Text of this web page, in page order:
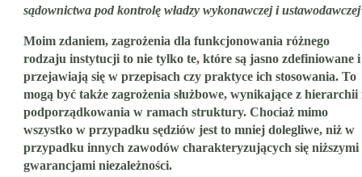
sądownictwa pod kontrolę władzy wykonawczej i
Moim zdaniem, zagrożenia dla funkcjonowania różnego
rodzaju instytucji to nie tylko te, które są jasno zdefiniowane i
przejawiają się w przepisach czy praktyce ich stosowania. To
mogą być także zagrożenia służbowe, wynikające z hierarchii
podporządkowania w ramach struktury. Chociaż mimo
wszystko w przypadku sędziów jest to mniej dolegliwe, niż w
przypadku innych zawodów charakteryzujących się niższymi
gwarancjami niezależności.